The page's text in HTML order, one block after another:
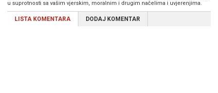
u suprotnosti sa vašim vjerskim, moralnim i drugim načelima i uvjerenjima.
LISTA KOMENTARA DODAJ KOMENTAR